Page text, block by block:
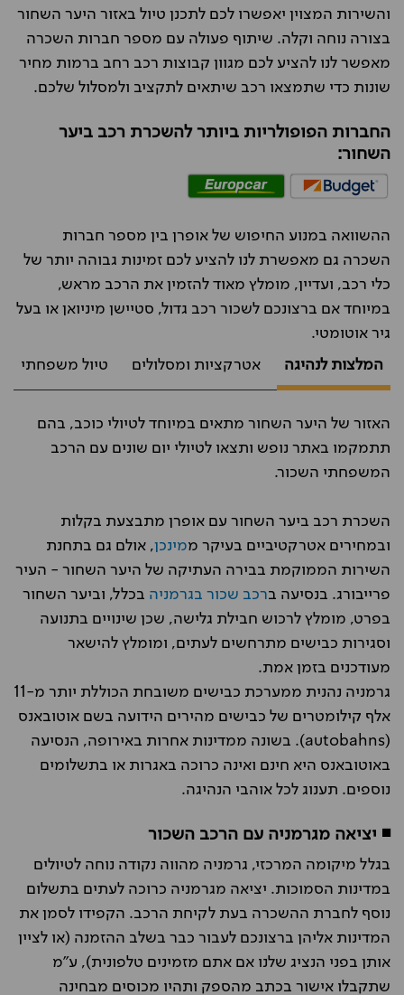
והשירות המצוין יאפשרו לכם לתכנן טיול באזור היער השחור
בצורה נוחה וקלה. שיתוף פעולה עם מספר חברות השכרה
מאפשר לנו להציע לכם מגוון קבוצות רכב רחב ברמות מחיר
שונות כדי שתמצאו רכב שיתאים לתקציב ולמסלול שלכם.
החברות הפופולריות ביותר להשכרת רכב ביער
השחור:
ההשוואה במנוע החיפוש של אופרן בין מספר חברות
השכרה גם מאפשרת לנו להציע לכם זמינות גבוהה יותר של
כלי רכב, ועדיין, מומלץ מאוד להזמין את הרכב מראש,
במיוחד אם ברצונכם לשכור רכב גדול, סטיישן מיניואן או בעל
גיר אוטומטי.
המלצות לנהיגה
אטרקציות ומסלולים טיול משפחתי
האזור של היער השחור מתאים במיוחד לטיולי כוכב, בהם
תתמקמו באתר נופש ותצאו לטיולי יום שונים עם הרכב
המשפחתי השכור.
השכרת רכב ביער השחור עם אופרן מתבצעת בקלות
ובמחירים אטרקטיביים בעיקר ממינכן, אולם גם בתחנת
השירות הממוקמת בבירה העתיקה של היער השחור - העיר
פרייבורג. בנסיעה ברכב שכור בגרמניה בכלל, וביער השחור
בפרט, מומלץ לרכוש חבילת גלישה, שכן שינויים בתנועה
וסגירות כבישים מתרחשים לעתים, ומומלץ להישאר
מעודכנים בזמן אמת.
גרמניה נהנית ממערכת כבישים משובחת הכוללת יותר מ-11
אלף קילומטרים של כבישים מהירים הידועה בשם אוטובאנס
(autobahns). בשונה ממדינות אחרות באירופה, הנסיעה
באוטובאנס היא חינם ואינה כרוכה באגרות או בתשלומים
נוספים. תענוג לכל אוהבי הנהיגה.
◾ יציאה מגרמניה עם הרכב השכור
בגלל מיקומה המרכזי, גרמניה מהווה נקודה נוחה לטיולים
במדינות הסמוכות. יציאה מגרמניה כרוכה לעתים בתשלום
נוסף לחברת ההשכרה בעת לקיחת הרכב. הקפידו לסמן את
המדינות אליהן ברצונכם לעבור כבר בשלב ההזמנה (או לציין
אותן בפני הנציג שלנו אם אתם מזמינים טלפונית), ע"מ
שתקבלו אישור בכתב מהספק ותהיו מכוסים מבחינה